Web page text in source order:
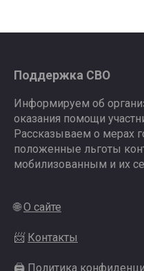
Поддержка СВО
Информируем об
оказания помощи
Рассказываем о мерах
положенные льготы
мобилизованным и их
🌐О сайте
📨 Контакты
🖨 Политика